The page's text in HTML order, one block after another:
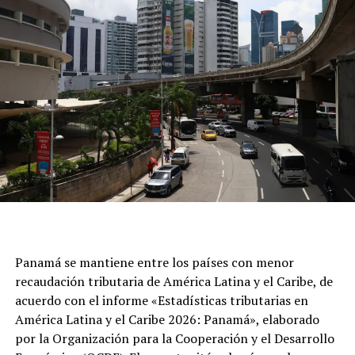
Panamá se mantiene entre los países con menor
recaudación tributaria de América Latina y el Caribe, de
acuerdo con el informe «Estadísticas tributarias en
América Latina y el Caribe 2026: Panamá», elaborado
por la Organización para la Cooperación y el Desarrollo